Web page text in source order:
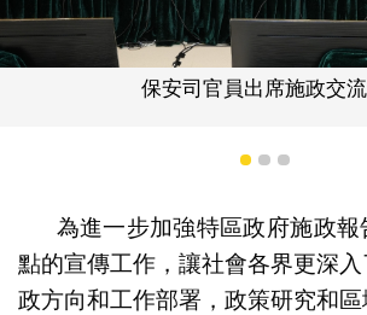
保安司官員出席施政交
1 2 3
為進一步加強特區政府施政報
點的宣傳工作，讓社會各界更深
政方向和工作部署，政策研究和